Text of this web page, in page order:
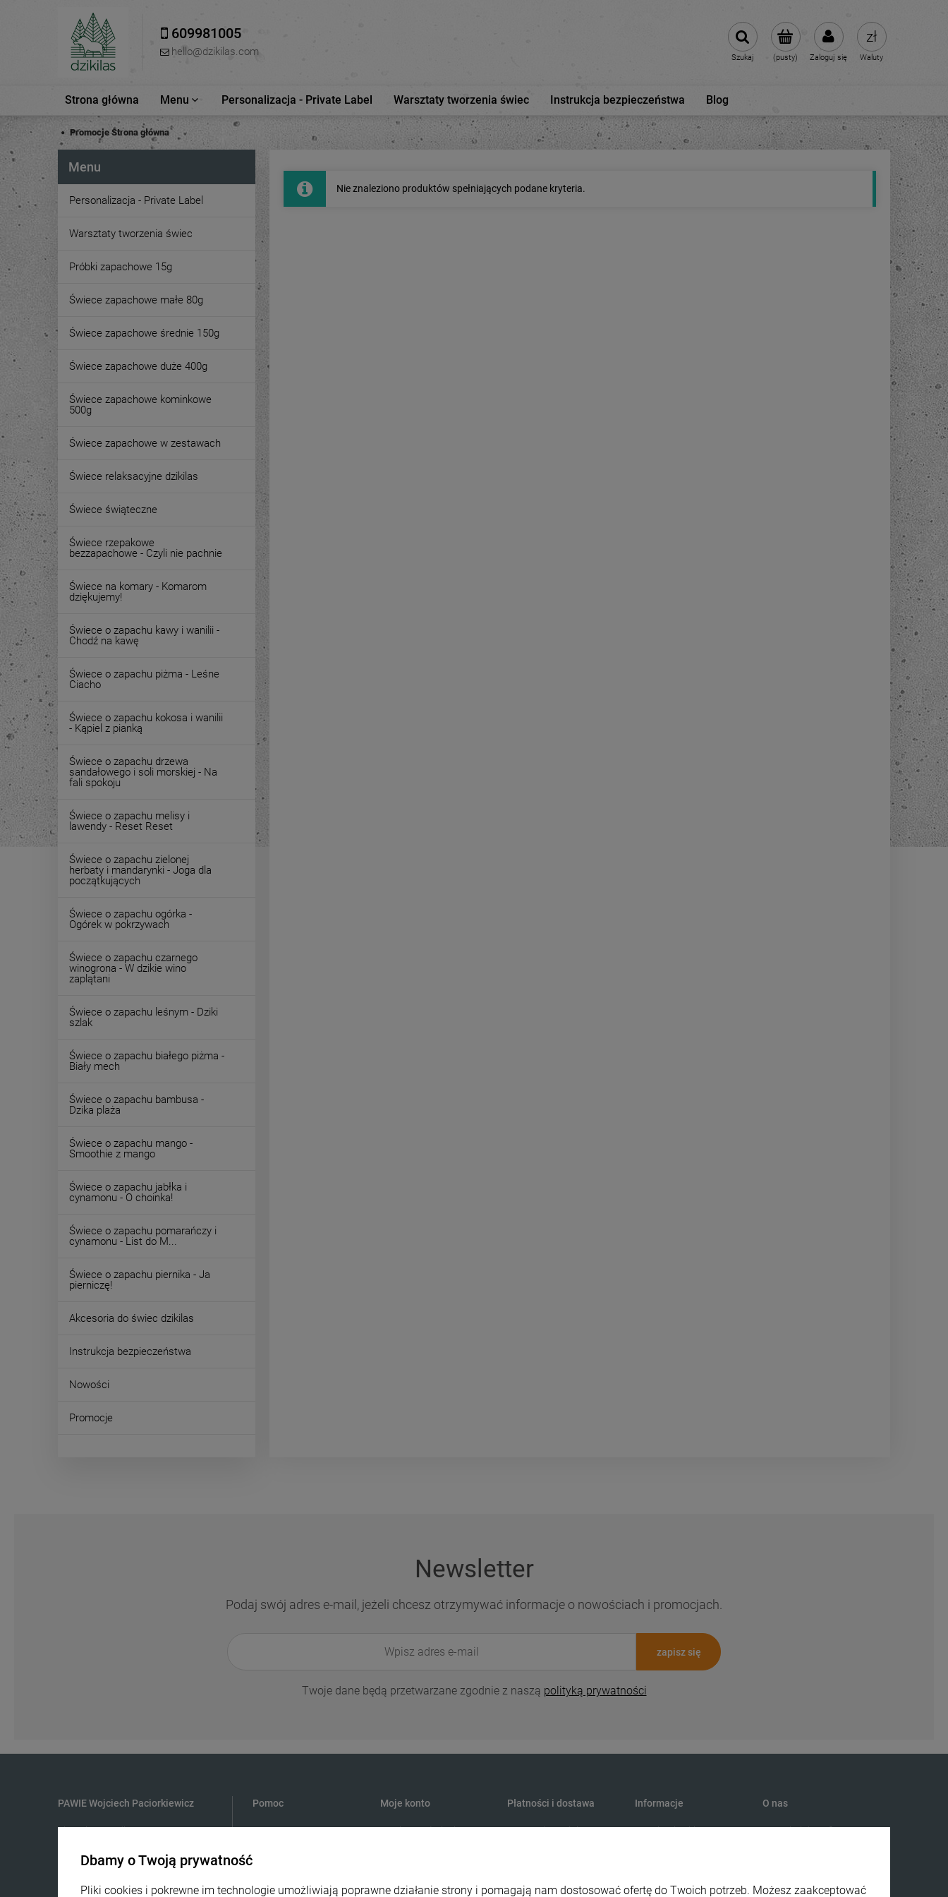
609981005
hello@dzikilas.com (pusty) Zaloguj się
Szukaj Waluty
Strona główna Menu Personalizacja - Private Label Warsztaty tworzenia świec Instrukcja bezpieczeństwa Blog
Promocje Strona główna
Menu
Personalizacja - Private Label
Warsztaty tworzenia świec
Próbki zapachowe 15g
Świece zapachowe małe 80g
Świece zapachowe średnie 150g
Świece zapachowe duże 400g
Świece zapachowe kominkowe
500g
Świece zapachowe w zestawach
Świece relaksacyjne dzikilas
Świece świąteczne
Świece rzepakowe
bezzapachowe - Czyli nie pachnie
Świece na komary - Komarom
dziękujemy!
Świece o zapachu kawy i wanilii -
Chodź na kawę
Świece o zapachu piżma - Leśne
Ciacho
Świece o zapachu kokosa i wanilii
- Kąpiel z pianką
Świece o zapachu drzewa
sandałowego i soli morskiej - Na
fali spokoju
Świece o zapachu melisy i
lawendy - Reset Reset
Świece o zapachu zielonej
herbaty i mandarynki - Joga dla
początkujących
Świece o zapachu ogórka -
Ogórek w pokrzywach
Świece o zapachu czarnego
winogrona - W dzikie wino
zaplątani
Świece o zapachu leśnym - Dziki
szlak
Świece o zapachu białego piżma -
Biały mech
Świece o zapachu bambusa -
Dzika plaża
Świece o zapachu mango -
Smoothie z mango
Świece o zapachu jabłka i
cynamonu - O choinka!
Świece o zapachu pomarańczy i
cynamonu - List do M...
Świece o zapachu piernika - Ja
pierniczę!
Akcesoria do świec dzikilas
Instrukcja bezpieczeństwa
Nowości
Promocje
Nie znaleziono produktów spełniających podane kryteria.
Newsletter
Podaj swój adres e-mail, jeżeli chcesz otrzymywać informacje o nowościach i promocjach.
zapisz się
Twoje dane będą przetwarzane zgodnie z naszą polityką prywatności
PAWIE Wojciech Paciorkiewicz
ul. Lucjana Rydla 39
Pomoc Moje konto
Twoje zamówienia
Płatności i dostawa
Formy płatności
Informacje
Regulamin sklepu
O nas
Kontakt i dane firmy
Dbamy o Twoją prywatność
Pliki cookies i pokrewne im technologie umożliwiają poprawne działanie strony i pomagają nam dostosować ofertę do Twoich potrzeb. Możesz zaakceptować